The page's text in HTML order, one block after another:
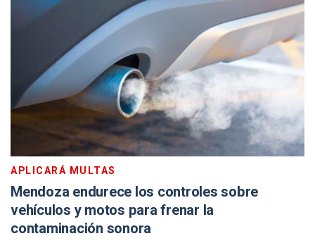
APLICARÁ MULTAS
Mendoza endurece los controles sobre
vehículos y motos para frenar la
contaminación sonora